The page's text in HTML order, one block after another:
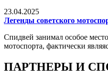
23.04.2025
Легенды советского
Спидвей занимал особое
мотоспорта, фактически
ПАРТНЕРЫ И